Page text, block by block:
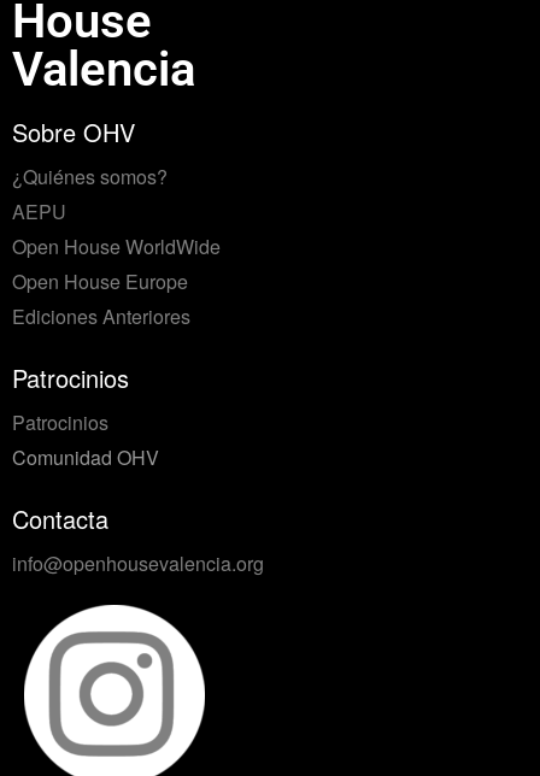
House
Valencia
Sobre OHV
¿Quiénes somos?
AEPU
Open House WorldWide
Open House Europe
Ediciones Anteriores
Patrocinios
Patrocinios
Comunidad OHV
Contacta
info@openhousevalencia.org